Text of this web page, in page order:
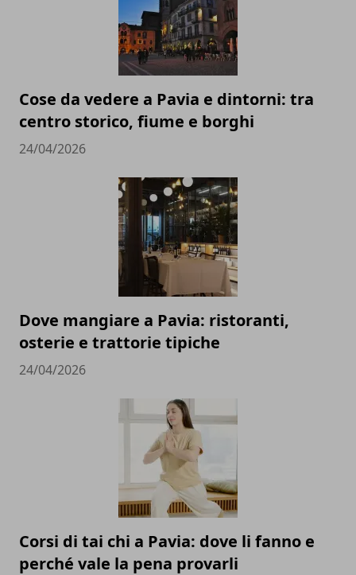
Cose da vedere a Pavia e dintorni: tra
centro storico, fiume e borghi
24/04/2026
Dove mangiare a Pavia: ristoranti,
osterie e trattorie tipiche
24/04/2026
Corsi di tai chi a Pavia: dove li fanno e
perché vale la pena provarli